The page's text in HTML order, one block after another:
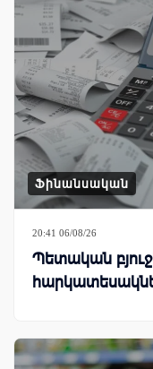
Ֆինանսական
20:41 06/08/26
Պետական